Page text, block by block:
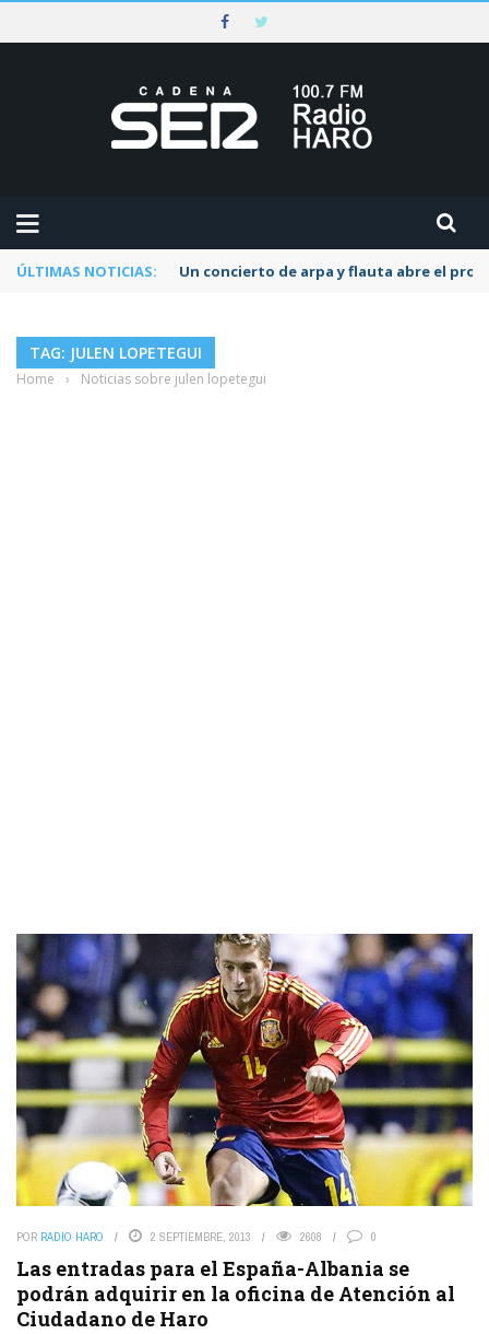
ÚLTIMAS NOTICIAS: Un concierto de arpa y flauta abre el
TAG: JULEN LOPETEGUI
Home › Noticias sobre julen lopetegui
POR RADIO HARO 2 SEPTIEMBRE, 2013 2608 0
Las entradas para el España-Albania se
podrán adquirir en la oficina de Atención al
Ciudadano de Haro